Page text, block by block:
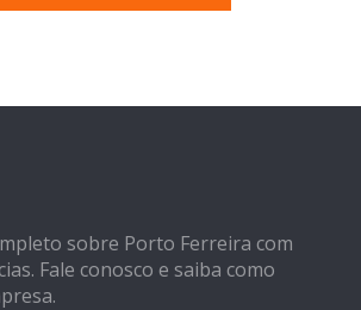
sobre Porto Ferreira com
Fale conosco e saiba como